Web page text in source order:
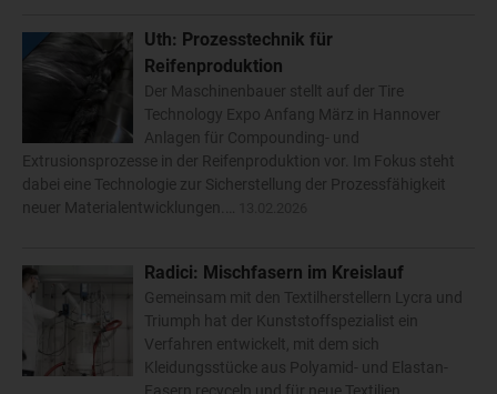
Uth: Prozesstechnik für
Reifenproduktion
Der Maschinenbauer stellt auf der Tire
Technology Expo Anfang März in Hannover
Anlagen für Compounding- und
Extrusionsprozesse in der Reifenproduktion vor. Im Fokus steht
dabei eine Technologie zur Sicherstellung der Prozessfähigkeit
neuer Materialentwicklungen.…
Radici: Mischfasern im Kreislauf
Gemeinsam mit den Textilherstellern Lycra und
Triumph hat der Kunststoffspezialist ein
Verfahren entwickelt, mit dem sich
Kleidungsstücke aus Polyamid- und Elastan-